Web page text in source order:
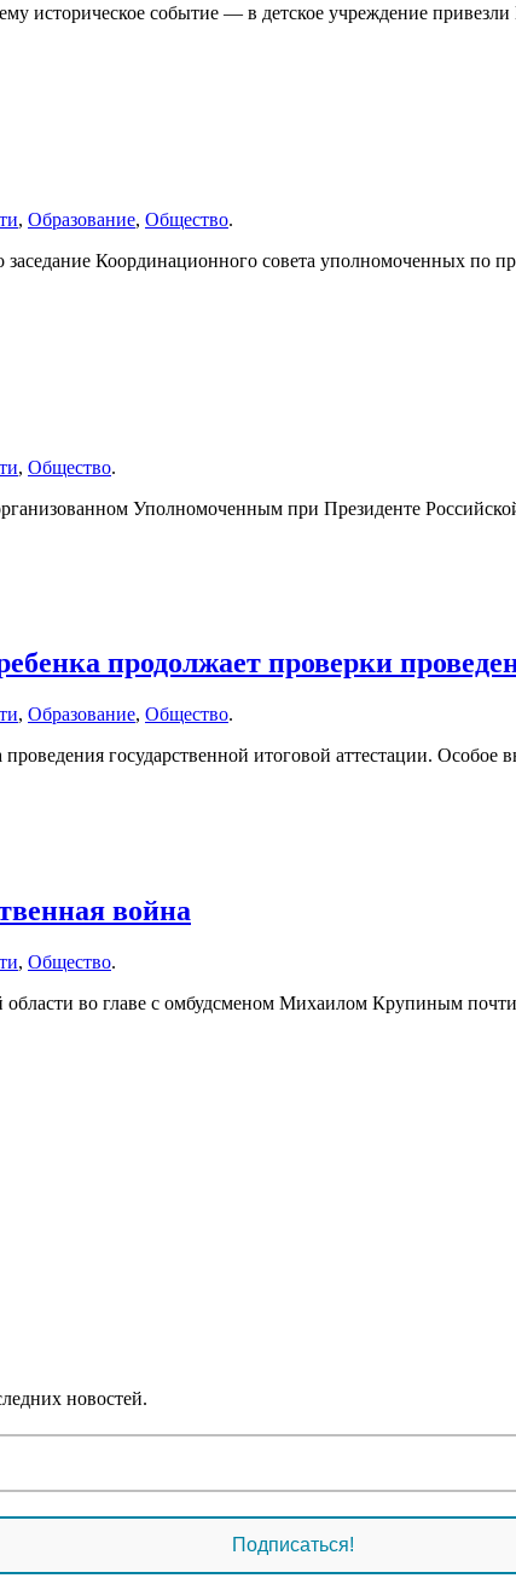
историческое событие — в детское учреждение
, Образование, Общество.
Координационного совета уполномоченных по
, Общество.
Уполномоченным при Президенте
продолжает проверки
, Образование, Общество.
государственной итоговой аттестации.
война
, Общество.
во главе с омбудсменом Михаилом Крупиным
новостей.